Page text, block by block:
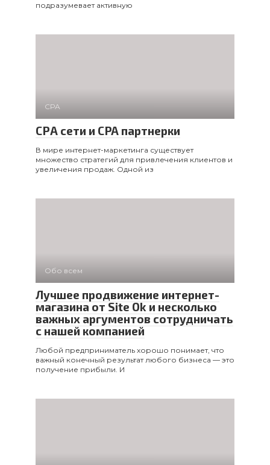
подразумевает активную
CPA
СРА сети и CPA партнерки
В мире интернет-маркетинга существует
множество стратегий для привлечения клиентов и
увеличения продаж. Одной из
Обо всем
Лучшее продвижение интернет-
магазина от Site Ok и несколько
важных аргументов сотрудничать
с нашей компанией
Любой предприниматель хорошо понимает, что
важный конечный результат любого бизнеса — это
получение прибыли. И